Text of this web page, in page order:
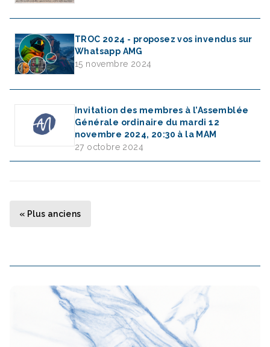
TROC 2024 - proposez vos invendus sur
Whatsapp AMG
15 novembre 2024
Invitation des membres à l’Assemblée
Générale ordinaire du mardi 12
novembre 2024, 20:30 à la MAM
27 octobre 2024
Navigation des articles
« Plus anciens